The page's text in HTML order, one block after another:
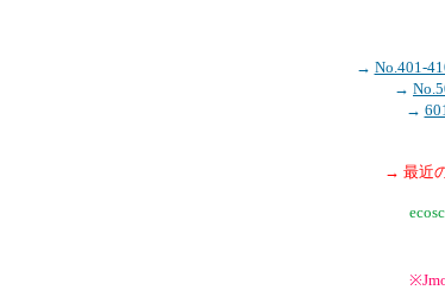
→ No.401-
→
→
→ 最近